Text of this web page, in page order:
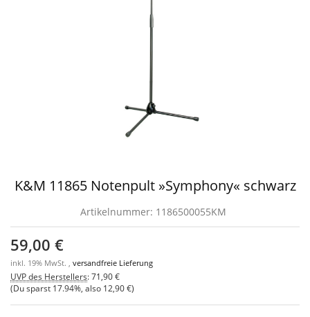
K&M 11865 Notenpult »Symphony« schwarz
Artikelnummer: 1186500055KM
59,00 €
inkl. 19% MwSt. , versandfreie Lieferung
UVP des Herstellers:71,90 €
(Du sparst 17.94% , also 12,90 €)